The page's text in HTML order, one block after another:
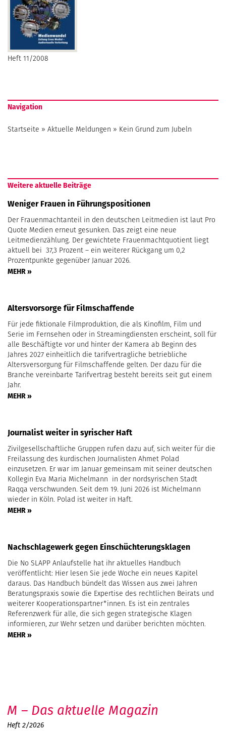
Heft 11/2008
Navigation
Startseite » Aktuelle Meldungen » Kein Grund zum Jubeln
Weitere aktuelle Beiträge
Weniger Frauen in Führungspositionen
Der Frauenmachtanteil in den deutschen Leitmedien ist laut Pro
Quote Medien erneut gesunken. Das zeigt eine neue
Leitmedienzählung. Der gewichtete Frauenmachtquotient liegt
aktuell bei 37,3 Prozent – ein weiterer Rückgang um 0,2
Prozentpunkte gegenüber Januar 2026.
MEHR »
Altersvorsorge für Filmschaffende
Für jede fiktionale Filmproduktion, die als Kinofilm, Film und
Serie im Fernsehen oder in Streamingdiensten erscheint, soll für
alle Beschäftigte vor und hinter der Kamera ab Beginn des
Jahres 2027 einheitlich die tarifvertragliche betriebliche
Altersversorgung für Filmschaffende gelten. Der dazu für die
Branche vereinbarte Tarifvertrag besteht bereits seit gut einem
Jahr.
MEHR »
Journalist weiter in syrischer Haft
Zivilgesellschaftliche Gruppen rufen dazu auf, sich weiter für die
Freilassung des kurdischen Journalisten Ahmet Polad
einzusetzen. Er war im Januar gemeinsam mit seiner deutschen
Kollegin Eva Maria Michelmann in der nordsyrischen Stadt
Raqqa verschwunden. Seit dem 19. Juni 2026 ist Michelmann
wieder in Köln. Polad ist weiter in Haft.
MEHR »
Nachschlagewerk gegen Einschüchterungsklagen
Die No SLAPP Anlaufstelle hat ihr aktuelles Handbuch
veröffentlicht: Hier lesen Sie jede Woche ein neues Kapitel
daraus. Das Handbuch bündelt das Wissen aus zwei Jahren
Beratungspraxis sowie die Expertise des rechtlichen Beirats und
weiterer Kooperationspartner*innen. Es ist ein zentrales
Referenzwerk für alle, die sich gegen strategische Klagen
informieren, zur Wehr setzen und darüber berichten möchten.
MEHR »
M – Das aktuelle Magazin
Heft 2/2026